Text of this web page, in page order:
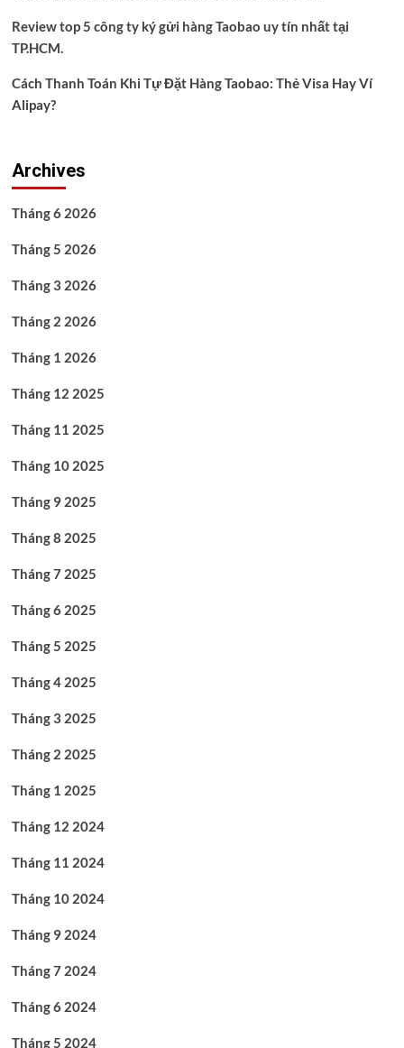
Review top 5 công ty ký gửi hàng Taobao uy tín nhất tại
TP.HCM.
Cách Thanh Toán Khi Tự Đặt Hàng Taobao: Thẻ Visa Hay Ví
Alipay?
Archives
Tháng 6 2026
Tháng 5 2026
Tháng 3 2026
Tháng 2 2026
Tháng 1 2026
Tháng 12 2025
Tháng 11 2025
Tháng 10 2025
Tháng 9 2025
Tháng 8 2025
Tháng 7 2025
Tháng 6 2025
Tháng 5 2025
Tháng 4 2025
Tháng 3 2025
Tháng 2 2025
Tháng 1 2025
Tháng 12 2024
Tháng 11 2024
Tháng 10 2024
Tháng 9 2024
Tháng 7 2024
Tháng 6 2024
Tháng 5 2024